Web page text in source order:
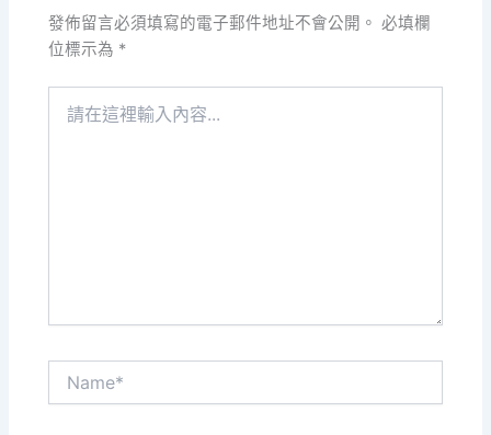
發佈留言必須填寫的電子郵件地址不會公開。 必填欄
位標示為 *